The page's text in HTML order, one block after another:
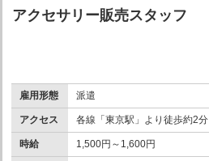
アクセサリー販売スタッフ
雇用形態 派遣
アクセス 各線「東京駅」より徒歩約2分
時給 1,500円～1,600円